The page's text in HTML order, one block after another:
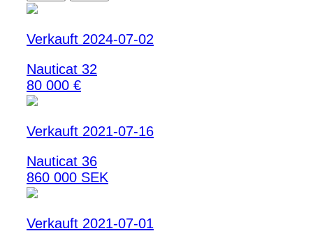
Verkauft 2024-07-02
Nauticat 32
80 000 €
Verkauft 2021-07-16
Nauticat 36
860 000 SEK
Verkauft 2021-07-01